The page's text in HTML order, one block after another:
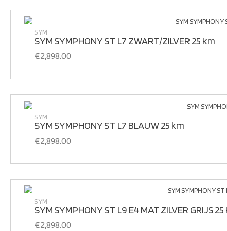
SYM
SYM SYMPHONY ST L7 ZWART/ZILVER 25 km
€2,898.00
SYM
SYM SYMPHONY ST L7 BLAUW 25 km
€2,898.00
SYM
SYM SYMPHONY ST L9 E4 MAT ZILVER GRIJS
€2,898.00